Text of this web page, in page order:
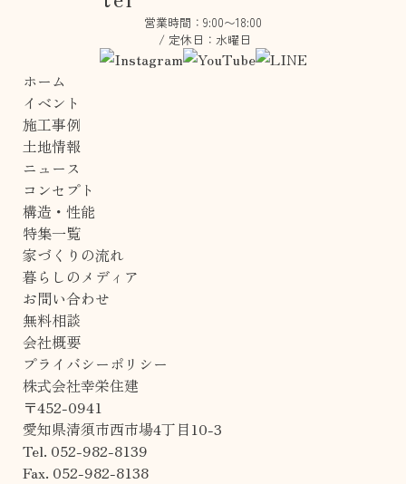
営業時間： 9:00〜18:00
/ 定休日：水曜日
ホーム
イベント
施工事例
土地情報
ニュース
コンセプト
構造・性能
特集一覧
家づくりの流れ
暮らしのメディア
お問い合わせ
無料相談
会社概要
プライバシーポリシー
株式会社幸栄住建
〒452-0941
愛知県清須市西市場4丁目10-3
Tel. 052-982-8139
Fax. 052-982-8138